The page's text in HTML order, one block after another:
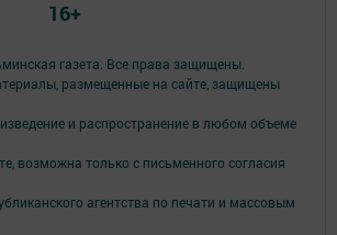
газета. Все права защищены.
размещенные на сайте, защищены
и распространение в любом объеме
возможна только с письменного согласия
агентства по печати и массовым
16+